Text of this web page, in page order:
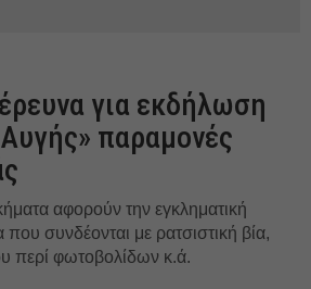
για εκδήλωση
παραμονές
αφορούν την εγκληματική
συνδέονται με ρατσιστική βία,
περί φωτοβολίδων κ.ά.